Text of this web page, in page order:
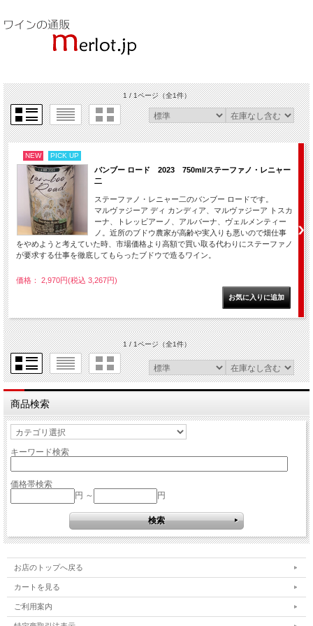
1 / 1ページ（全1件）
NEW PICK UP
バンブー ロード 2023 750ml/ステーファノ・レニャー
二
ステーファノ・レニャー二のバンブー ロードです。
マルヴァジーア ディ カンディア、マルヴァジーア トスカ
ーナ、トレッビアーノ、アルバーナ、ヴェルメンティー
ノ。近所のブドウ農家が高齢や実入りも悪いので畑仕事
をやめようと考えていた時、市場価格より高額で買い取る代わりにステーファノ
が要求する仕事を徹底してもらったブドウで造るワイン。
価格： 2,970円(税込 3,267円)
1 / 1ページ（全1件）
商品検索
キーワード検索
価格帯検索
円 ～
円
お店のトップへ戻る
カートを見る
ご利用案内